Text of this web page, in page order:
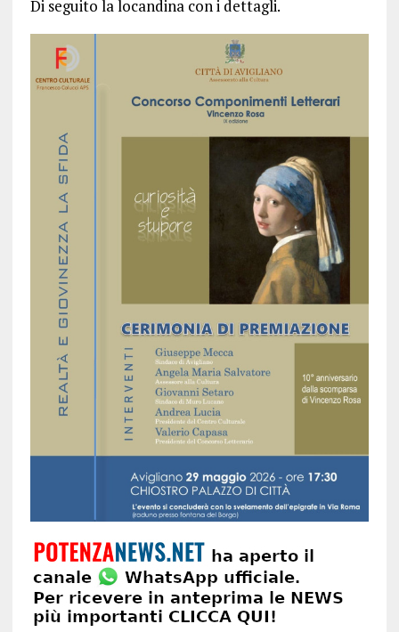
Di seguito la locandina con i dettagli.